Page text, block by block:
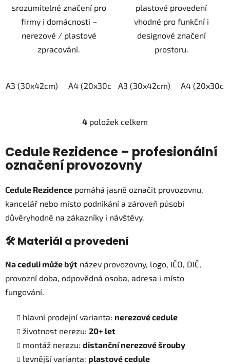
srozumitelné značení pro
firmy i domácnosti –
nerezové / plastové
zpracování.
A3 (30x42cm) A4 (20x30cm) A5 (15x21cm)
plastové provedení
vhodné pro funkční i
designové značení
prostoru.
A3 (30x42cm) A4
O
l
á
d
c
í
p
v
y
v
ý
s
u
4 položek celkem
Cedule Rezidence – profesionální
označení provozovny
Cedule Rezidence pomáhá jasně označit provozovnu,
kancelář nebo místo podnikání a zároveň působí
důvěryhodně na zákazníky i návštěvy.
🛠️ Materiál a provedení
Na ceduli může být název provozovny, logo, IČO, DIČ,
provozní doba, odpovědná osoba, adresa i místo
fungování.
hlavní prodejní varianta: nerezové cedule
životnost nerezu: 20+ let
montáž nerezu: distanční nerezové šrouby
levnější varianta: plastové cedule